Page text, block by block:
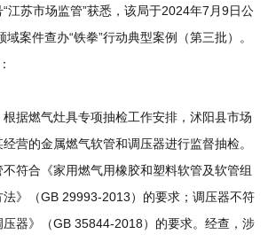
江苏市场监管”获悉，该局于2024年7月9日公
案件查办“铁拳”行动典型案例（第三批）。
据燃气灶具专项抽检工作安排，沭阳县市场
营的金属燃气软管和调压器进行监督抽检。
符合《家用燃气用橡胶和塑料软管及软管组
》（GB 29993-2013）的要求；调压器不符
器》（GB 35844-2018）的要求。经查，涉